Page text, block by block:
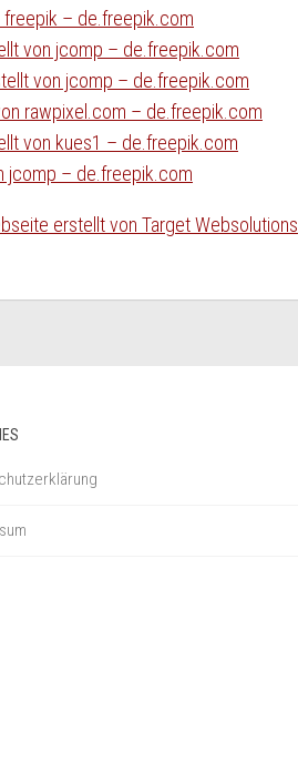
freepik – de.freepik.com
von jcomp – de.freepik.com
von jcomp – de.freepik.com
rawpixel.com – de.freepik.com
von kues1 – de.freepik.com
jcomp – de.freepik.com
erstellt von Target Websolutions